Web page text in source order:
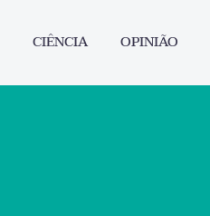
CIÊNCIA OPINIÃO